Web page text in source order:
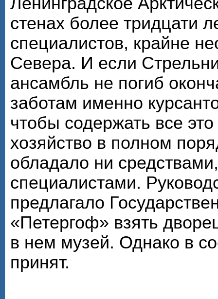
стенах более тридцати
специалистов, крайне
Севера. И если
ансамбль не погиб
заботам именно
чтобы содержать все
хозяйство в полном
обладало ни
специалистами.
предлагало
«Петергоф» взять
в нем музей. Однако в
принят.